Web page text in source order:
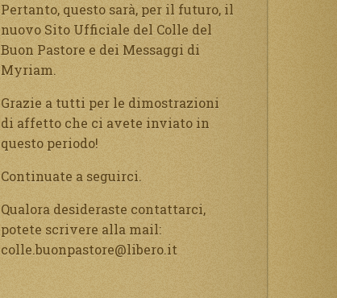
Pertanto, questo sarà, per il futuro, il
nuovo Sito Ufficiale del Colle del
Buon Pastore e dei Messaggi di
Myriam.
Grazie a tutti per le dimostrazioni
di affetto che ci avete inviato in
questo periodo!
Continuate a seguirci.
Qualora desideraste contattarci,
potete scrivere alla mail:
colle.buonpastore@libero.it